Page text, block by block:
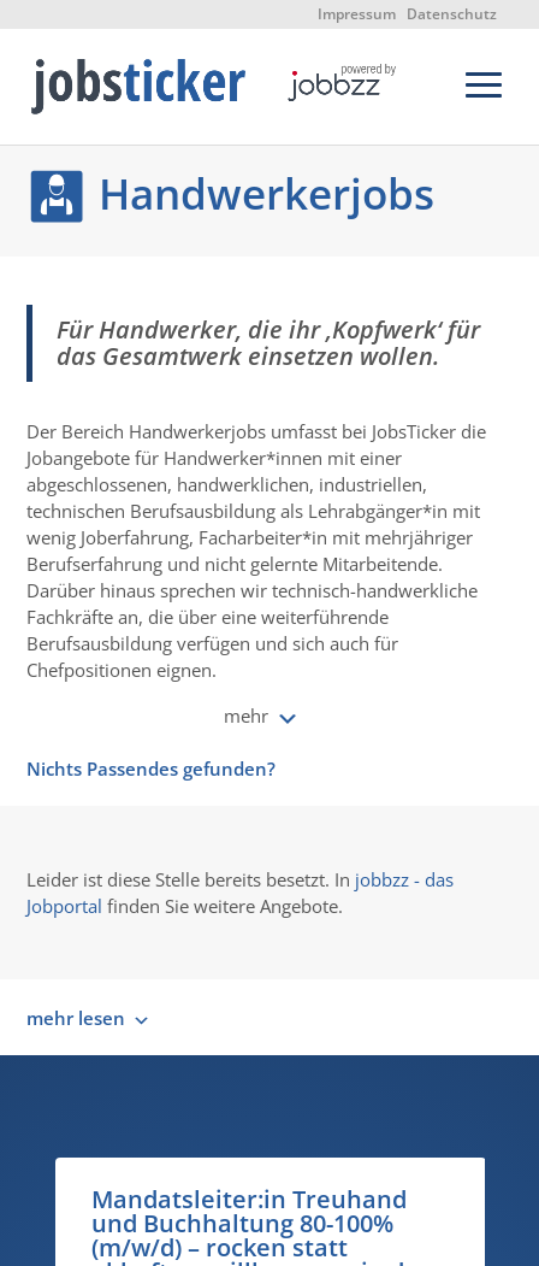
Impressum Datenschutz
Handwerkerjobs
Für Handwerker, die ihr ‚Kopfwerk‘ für
das Gesamtwerk einsetzen wollen.
Der Bereich Handwerkerjobs umfasst bei JobsTicker die
Jobangebote für Handwerker*innen mit einer
abgeschlossenen, handwerklichen, industriellen,
technischen Berufsausbildung als Lehrabgänger*in mit
wenig Joberfahrung, Facharbeiter*in mit mehrjähriger
Berufserfahrung und nicht gelernte Mitarbeitende.
Darüber hinaus sprechen wir technisch-handwerkliche
Fachkräfte an, die über eine weiterführende
Berufsausbildung verfügen und sich auch für
Chefpositionen eignen.
mehr
Nichts Passendes gefunden?
Leider ist diese Stelle bereits besetzt. In jobbzz - das
Jobportal finden Sie weitere Angebote.
mehr lesen
Mandatsleiter:in Treuhand
und Buchhaltung 80-100%
(m/w/d) – rocken statt